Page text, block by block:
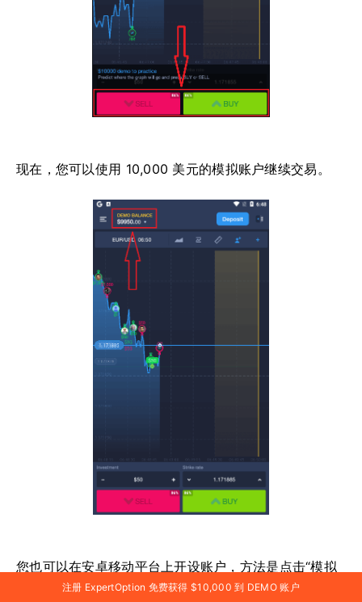
现在，您可以使用 10,000 美元的模拟账户继续交易。
您也可以在安卓移动平台上开设账户，方法是点击“模拟
账户余额”，然后点击“开设真实账户”。
注册 ExpertOption 免费获得 $10,000 到 DEMO 账户